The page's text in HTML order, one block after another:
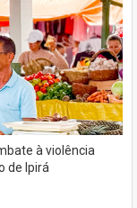
à violência
de Ipirá